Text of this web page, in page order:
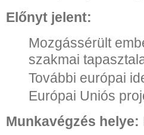
Előnyt jelent:
Mozgássérült
szakmai
További európai
Európai Uniós
Munkavégzés helye: